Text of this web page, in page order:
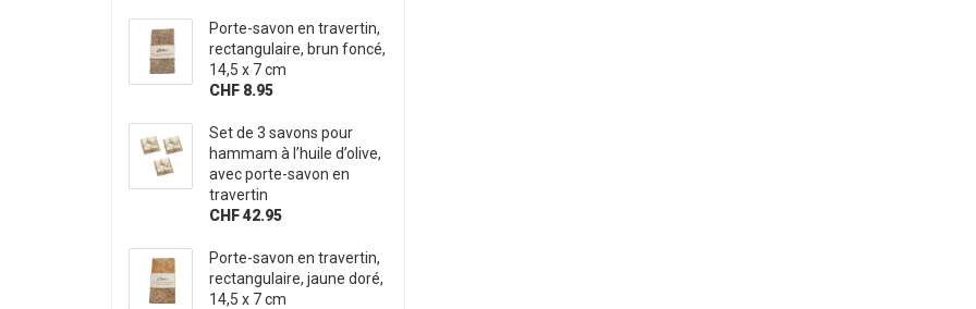
Porte-savon en travertin,
rectangulaire, brun foncé,
14,5 x 7 cm
CHF 8.95
Set de 3 savons pour
hammam à l’huile d’olive,
avec porte-savon en
travertin
CHF 42.95
Porte-savon en travertin,
rectangulaire, jaune doré,
14,5 x 7 cm